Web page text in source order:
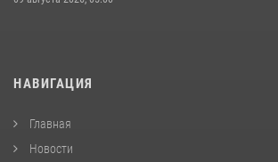
НАВИГАЦИЯ
Главная
Новости